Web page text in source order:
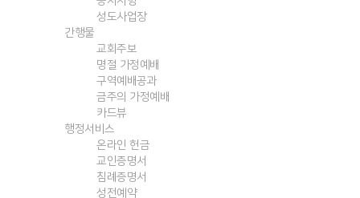
성도사업장
간행물
교회주보
명절 가정예배
구역예배공과
금주의 가정예배
카드뷰
행정서비스
온라인 헌금
교인증명서
침례증명서
성전예약